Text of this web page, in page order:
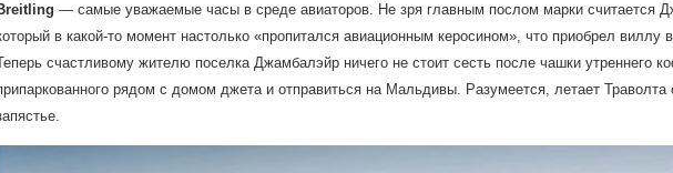
— самые уважаемые часы в среде авиаторов. Не зря главным послом марки считается
в какой-то момент настолько «пропитался авиационным керосином», что приобрел виллу
счастливому жителю поселка Джамбалэйр ничего не стоит сесть после чашки утреннего
рядом с домом джета и отправиться на Мальдивы. Разумеется, летает